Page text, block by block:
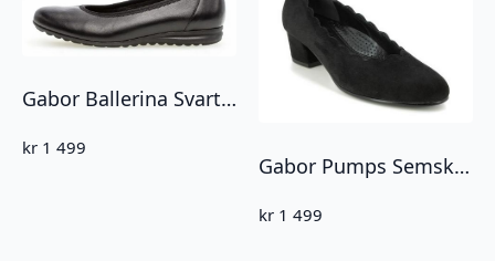
Gabor Ballerina Svart Skinn Comfort
kr 1 499
Gabor Pumps Semsket Svart
kr 1 499